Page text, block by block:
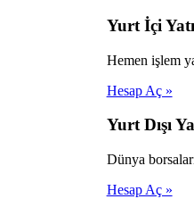
Yurt İçi
Hemen işlem
Hesap Aç »
Yurt Dışı
Dünya
Hesap Aç »